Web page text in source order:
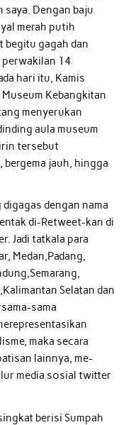
saya. Dengan baju
merah putih
begitu gagah dan
perwakilan 14
hari itu, Kamis
Kebangkitan
menyerukan
aula museum
tersebut
bergema jauh, hingga
dengan nama
di-Retweet-kan di
Jadi tatkala para
Medan,Padang,
Selatan dan
sama
maka secara
lainnya, me-
media sosial twitter
berisi Sumpah